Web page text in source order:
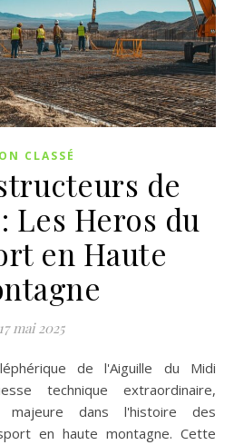
CLASSÉ
de
Les Heros du
en Haute
17 mai 2025
technique extraordinaire,
majeure dans l'histoire des
en haute montagne. Cette